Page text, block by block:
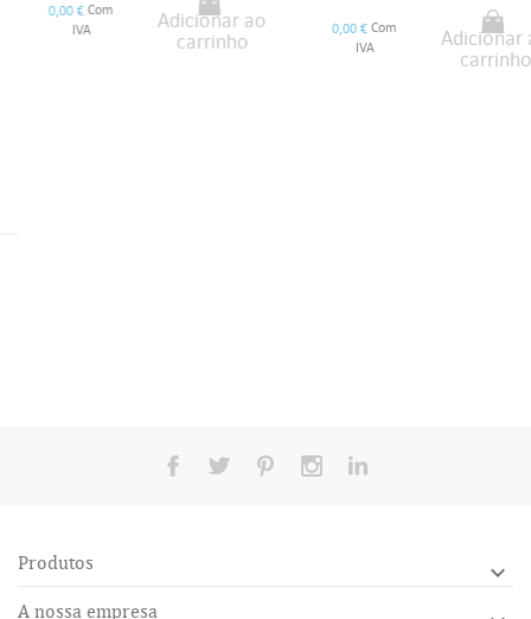
Com
Adicionar ao
carrinho
Com
Adicionar ao
carrinho
Produtos 
A nossa empresa